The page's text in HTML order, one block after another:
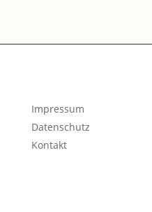
Impressum
Datenschutz
Kontakt